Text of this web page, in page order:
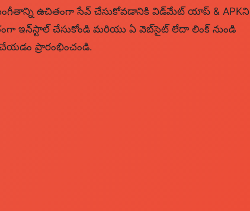
ఉచితంగా సేవ్ చేసుకోవడానికి విడ్‌మేట్ యాప్ & APKని
ఇన్‌స్టాల్ చేసుకోండి మరియు ఏ వెబ్‌సైట్ లేదా లింక్ నుండి
ప్రారంభించండి.